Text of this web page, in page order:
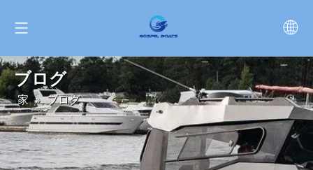
ブログ
家 » ブログ